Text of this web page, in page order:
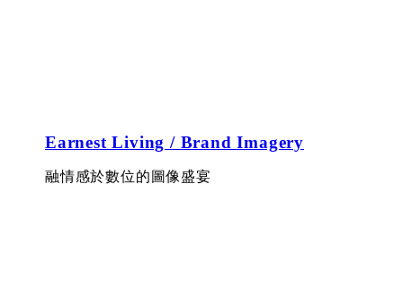
Earnest Living / Brand Imagery
融情感於數位的圖像盛宴